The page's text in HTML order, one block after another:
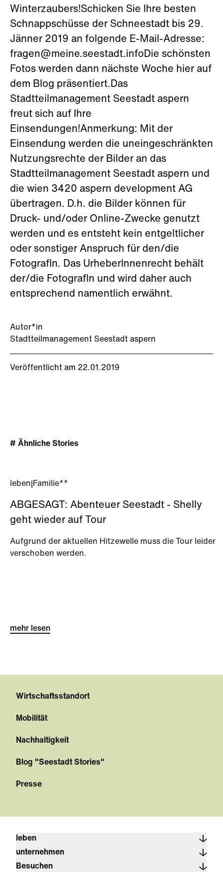
Autor*in
Stadtteilmanagement Seestadt aspern
Veröffentlicht am 22.01.2019
Winterzaubers!Schicken Sie Ihre besten
Schnappschüsse der Schneestadt bis 29.
Jänner 2019 an folgende E-Mail-Adresse:
fragen@meine.seestadt.infoDie schönsten
Fotos werden dann nächste Woche hier auf
dem Blog präsentiert.Das
Stadtteilmanagement Seestadt aspern
freut sich auf Ihre
Einsendungen!Anmerkung: Mit der
Einsendung werden die uneingeschränkten
Nutzungsrechte der Bilder an das
Stadtteilmanagement Seestadt aspern und
die wien 3420 aspern development AG
übertragen. D.h. die Bilder können für
Druck- und/oder Online-Zwecke genutzt
werden und es entsteht kein entgeltlicher
oder sonstiger Anspruch für den/die
FotografIn. Das UrheberInnenrecht behält
der/die FotografIn und wird daher auch
entsprechend namentlich erwähnt.
# Ähnliche Stories
leben Familie**
ABGESAGT: Abenteuer Seestadt - Shelly
geht wieder auf Tour
Aufgrund der aktuellen Hitzewelle muss die Tour leider
verschoben werden.
mehr lesen
Wirtschaftsstandort
Mobilität
Nachhaltigkeit
Blog "Seestadt Stories"
Presse
leben
unternehmen
Besuchen